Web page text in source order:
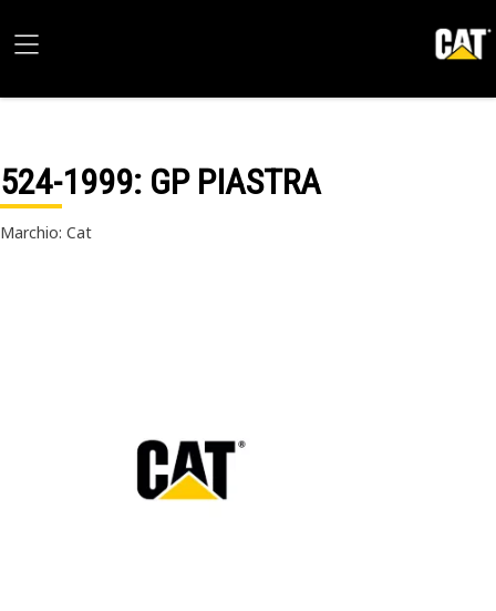
524-1999: GP PIASTRA
Marchio: Cat